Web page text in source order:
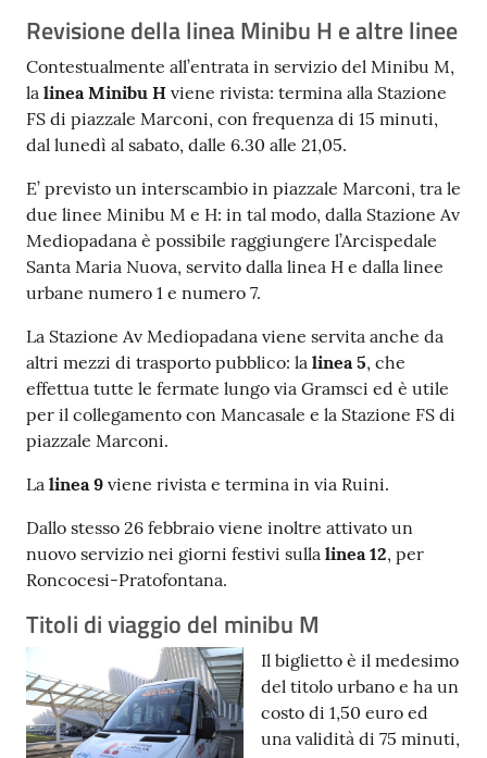
Revisione della linea Minibu H e altre linee
Contestualmente all’entrata in servizio del Minibu M,
la linea Minibu H viene rivista: termina alla Stazione
FS di piazzale Marconi, con frequenza di 15 minuti,
dal lunedì al sabato, dalle 6.30 alle 21,05.
E’ previsto un interscambio in piazzale Marconi, tra le
due linee Minibu M e H: in tal modo, dalla Stazione Av
Mediopadana è possibile raggiungere l’Arcispedale
Santa Maria Nuova, servito dalla linea H e dalla linee
urbane numero 1 e numero 7.
La Stazione Av Mediopadana viene servita anche da
altri mezzi di trasporto pubblico: la linea 5, che
effettua tutte le fermate lungo via Gramsci ed è utile
per il collegamento con Mancasale e la Stazione FS di
piazzale Marconi.
La linea 9 viene rivista e termina in via Ruini.
Dallo stesso 26 febbraio viene inoltre attivato un
nuovo servizio nei giorni festivi sulla linea 12, per
Roncocesi-Pratofontana.
Titoli di viaggio del minibu M
Il biglietto è il medesimo
del titolo urbano e ha un
costo di 1,50 euro ed
una validità di 75 minuti,